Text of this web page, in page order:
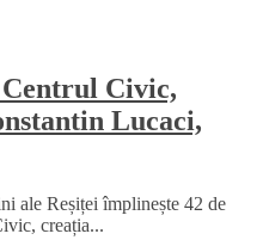
Civic,
Lucaci,
ale Reșiței împlinește 42 de
creația...